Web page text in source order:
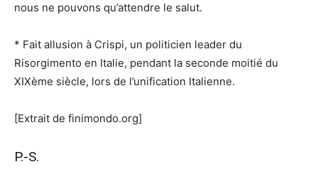
nous ne pouvons qu’attendre le salut.
* Fait allusion à Crispi, un politicien leader du
Risorgimento en Italie, pendant la seconde moitié du
XIXème siècle, lors de l’unification Italienne.
[Extrait de finimondo.org]
P.-S.